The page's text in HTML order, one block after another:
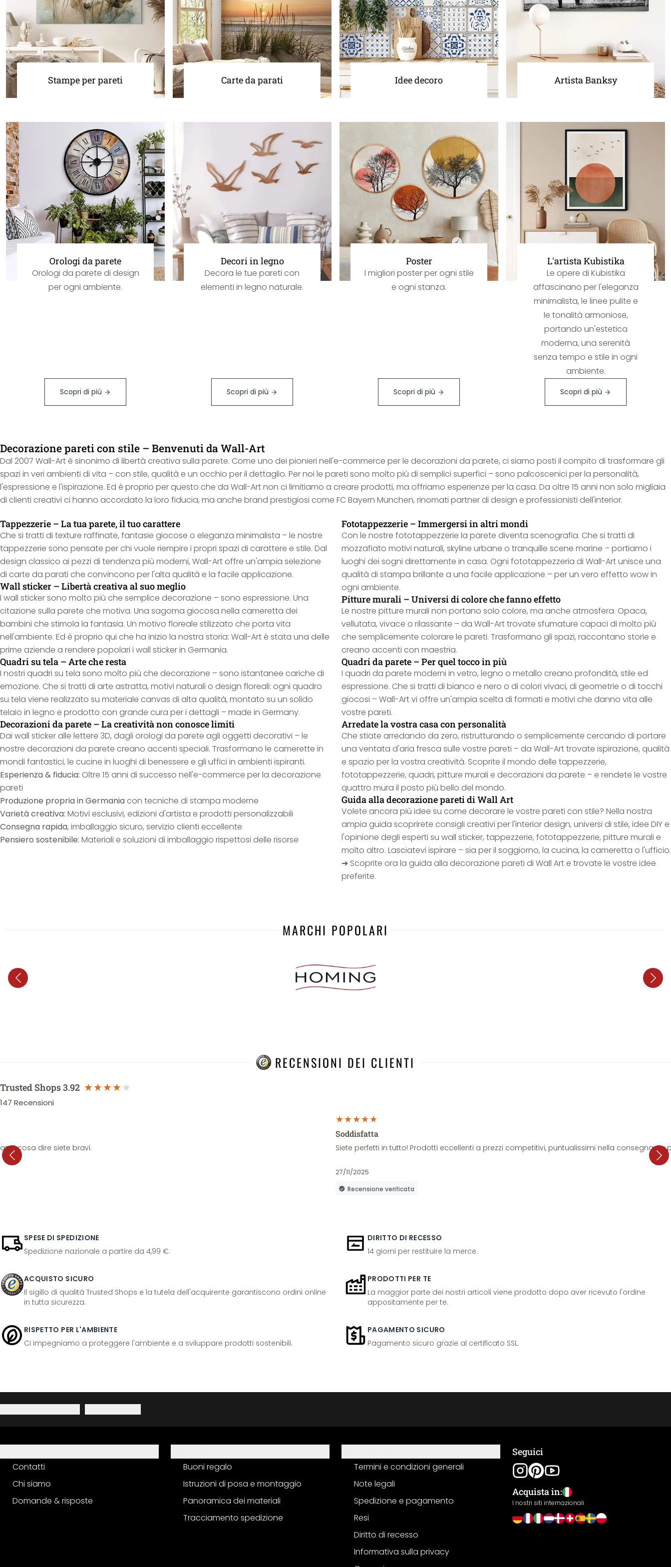
Stampe per pareti Carte da parati Idee decoro Artista Banksy
Orologi da parete
Orologi da parete di design
per ogni ambiente.
Scopri di più
Decori in legno
Decora le tue pareti con
elementi in legno naturale.
Scopri di più
Poster
I migliori poster per ogni stile
e ogni stanza.
Scopri di più
L'artista Kubistika
Le opere di Kubistika
affascinano per l'eleganza
minimalista, le linee pulite e
le tonalità armoniose,
portando un'estetica
moderna, una serenità
senza tempo e stile in ogni
ambiente.
Scopri di più
Decorazione pareti con stile – Benvenuti da Wall-Art
Dal 2007 Wall-Art è sinonimo di libertà creativa sulla parete. Come uno dei pionieri nell'e-commerce per le decorazioni da parete, ci siamo posti il compito di trasformare gli
spazi in veri ambienti di vita – con stile, qualità e un occhio per il dettaglio. Per noi le pareti sono molto più di semplici superfici – sono palcoscenici per la personalità,
l'espressione e l'ispirazione. Ed è proprio per questo che da Wall-Art non ci limitiamo a creare prodotti, ma offriamo esperienze per la casa. Da oltre 15 anni non solo migliaia
di clienti creativi ci hanno accordato la loro fiducia, ma anche brand prestigiosi come FC Bayern München, rinomati partner di design e professionisti dell'interior.
Tappezzerie – La tua parete, il tuo carattere
Che si tratti di texture raffinate, fantasie giocose o eleganza minimalista – le nostre
tappezzerie sono pensate per chi vuole riempire i propri spazi di carattere e stile. Dal
design classico ai pezzi di tendenza più moderni, Wall-Art offre un'ampia selezione
di carte da parati che convincono per l'alta qualità e la facile applicazione.
Wall sticker – Libertà creativa al suo meglio
I wall sticker sono molto più che semplice decorazione – sono espressione. Una
citazione sulla parete che motiva. Una sagoma giocosa nella cameretta dei
bambini che stimola la fantasia. Un motivo floreale stilizzato che porta vita
nell'ambiente. Ed è proprio qui che ha inizio la nostra storia: Wall-Art è stata una delle
prime aziende a rendere popolari i wall sticker in Germania.
Quadri su tela – Arte che resta
I nostri quadri su tela sono molto più che decorazione – sono istantanee cariche di
emozione. Che si tratti di arte astratta, motivi naturali o design floreali: ogni quadro
su tela viene realizzato su materiale canvas di alta qualità, montato su un solido
telaio in legno e prodotto con grande cura per i dettagli – made in Germany.
Decorazioni da parete – La creatività non conosce limiti
Dai wall sticker alle lettere 3D, dagli orologi da parete agli oggetti decorativi – le
nostre decorazioni da parete creano accenti speciali. Trasformano le camerette in
mondi fantastici, le cucine in luoghi di benessere e gli uffici in ambienti ispiranti.
Esperienza & fiducia: Oltre 15 anni di successo nell'e-commerce per la decorazione
pareti
Produzione propria in Germania con tecniche di stampa moderne
Varietà creativa: Motivi esclusivi, edizioni d'artista e prodotti personalizzabili
Consegna rapida, imballaggio sicuro, servizio clienti eccellente
Pensiero sostenibile: Materiali e soluzioni di imballaggio rispettosi delle risorse
Fototappezzerie – Immergersi in altri mondi
Con le nostre fototappezzerie la parete diventa scenografia. Che si tratti di
mozzafiato motivi naturali, skyline urbane o tranquille scene marine – portiamo i
luoghi dei sogni direttamente in casa. Ogni fototappezzeria di Wall-Art unisce una
qualità di stampa brillante a una facile applicazione – per un vero effetto wow in
ogni ambiente.
Pitture murali – Universi di colore che fanno effetto
Le nostre pitture murali non portano solo colore, ma anche atmosfera. Opaca,
vellutata, vivace o rilassante – da Wall-Art trovate sfumature capaci di molto più
che semplicemente colorare le pareti. Trasformano gli spazi, raccontano storie e
creano accenti con maestria.
Quadri da parete – Per quel tocco in più
I quadri da parete moderni in vetro, legno o metallo creano profondità, stile ed
espressione. Che si tratti di bianco e nero o di colori vivaci, di geometrie o di tocchi
giocosi – Wall-Art vi offre un'ampia scelta di formati e motivi che danno vita alle
vostre pareti.
Arredate la vostra casa con personalità
Che stiate arredando da zero, ristrutturando o semplicemente cercando di portare
una ventata d'aria fresca sulle vostre pareti – da Wall-Art trovate ispirazione, qualità
e spazio per la vostra creatività. Scoprite il mondo delle tappezzerie,
fototappezzerie, quadri, pitture murali e decorazioni da parete – e rendete le vostre
quattro mura il posto più bello del mondo.
Guida alla decorazione pareti di Wall Art
Volete ancora più idee su come decorare le vostre pareti con stile? Nella nostra
ampia guida scoprirete consigli creativi per l'interior design, universi di stile, idee DIY e
l'opinione degli esperti su wall sticker, tappezzerie, fototappezzerie, pitture murali e
molto altro. Lasciatevi ispirare – sia per il soggiorno, la cucina, la cameretta o l'ufficio.
➔ Scoprite ora la guida alla decorazione pareti di Wall Art e trovate le vostre idee
preferite.
MARCHI POPOLARI
RECENSIONI DEI CLIENTI
Trusted Shops3.92
147 Recensioni
cosa dire siete bravi.
Soddisfatta
Siete perfetti in tutto! Prodotti eccellenti a prezzi competitivi, puntualissimi nella consegna. La
27/11/2025
Recensione verificata
SPESE DI SPEDIZIONE
Spedizione nazionale a partire da 4,99 €.
DIRITTO DI RECESSO
14 giorni per restituire la merce.
ACQUISTO SICURO
Il sigillo di qualità Trusted Shops e la tutela dell'acquirente garantiscono ordini online
in tutta sicurezza.
PRODOTTI PER TE
La maggior parte dei nostri articoli viene prodotto dopo aver ricevuto l'ordine
appositamente per te.
RISPETTO PER L'AMBIENTE
Ci impegniamo a proteggere l'ambiente e a sviluppare prodotti sostenibili.
PAGAMENTO SICURO
Pagamento sicuro grazie al certificato SSL.
·
Contatti
Chi siamo
Domande & risposte
Buoni regalo
Istruzioni di posa e montaggio
Panoramica dei materiali
Tracciamento spedizione
Termini e condizioni generali
Note legali
Spedizione e pagamento
Resi
Diritto di recesso
Informativa sulla privacy
Seguici
Acquista in:
I nostri siti internazionali